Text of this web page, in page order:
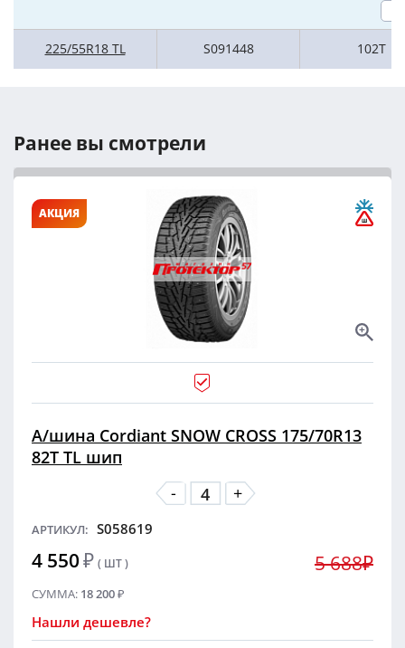
225/55R18 TL S091448 102T
Ранее вы смотрели
АКЦИЯ
А/шина Cordiant SNOW CROSS 175/70R13
82T TL шип
-
+
АРТИКУЛ: S058619
4 550₽ ( ШТ ) 5 688₽
СУММА: 18 200₽
Нашли дешевле?